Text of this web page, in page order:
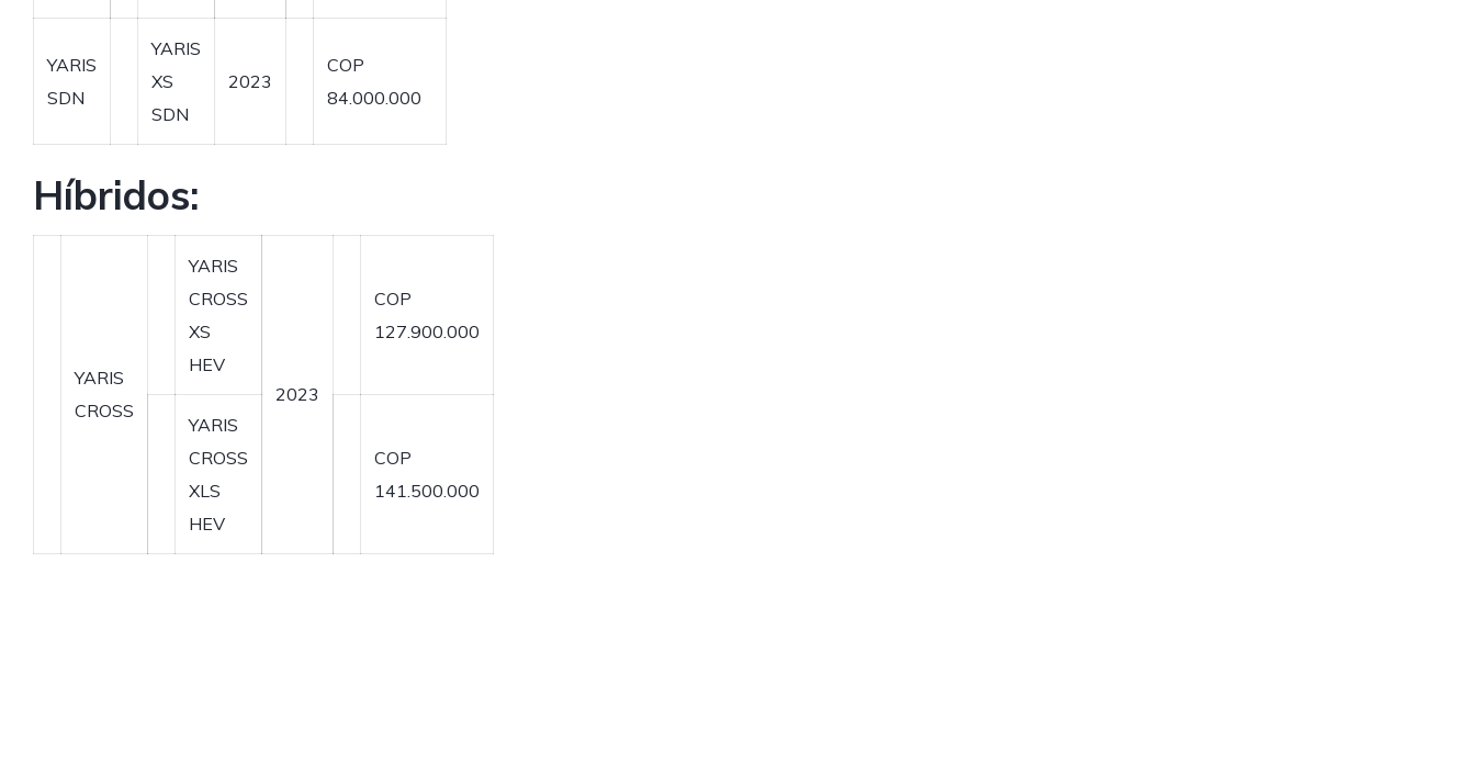
YARIS
SDN
YARIS
XS
SDN
2023
COP
84.000.000
Híbridos:
YARIS
CROSS
YARIS
CROSS
XS
HEV
2023
COP
127.900.000
YARIS
CROSS
XLS
HEV
COP
141.500.000